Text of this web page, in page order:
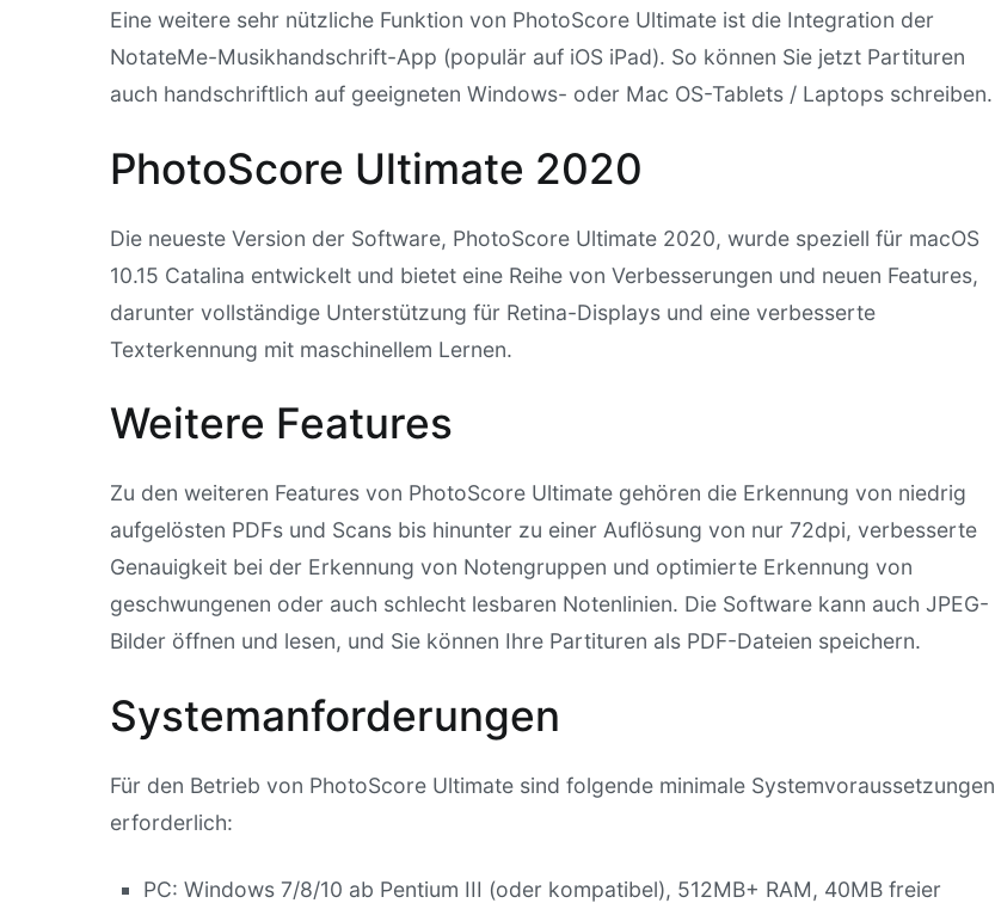
Eine weitere sehr nützliche Funktion von PhotoScore Ultimate ist die Integration der
NotateMe-Musikhandschrift-App (populär auf iOS iPad). So können Sie jetzt Partituren
auch handschriftlich auf geeigneten Windows- oder Mac OS-Tablets / Laptops schreiben.
PhotoScore Ultimate 2020
Die neueste Version der Software, PhotoScore Ultimate 2020, wurde speziell für macOS
10.15 Catalina entwickelt und bietet eine Reihe von Verbesserungen und neuen Features,
darunter vollständige Unterstützung für Retina-Displays und eine verbesserte
Texterkennung mit maschinellem Lernen.
Weitere Features
Zu den weiteren Features von PhotoScore Ultimate gehören die Erkennung von niedrig
aufgelösten PDFs und Scans bis hinunter zu einer Auflösung von nur 72dpi, verbesserte
Genauigkeit bei der Erkennung von Notengruppen und optimierte Erkennung von
geschwungenen oder auch schlecht lesbaren Notenlinien. Die Software kann auch JPEG-
Bilder öffnen und lesen, und Sie können Ihre Partituren als PDF-Dateien speichern.
Systemanforderungen
Für den Betrieb von PhotoScore Ultimate sind folgende minimale Systemvoraussetzungen
erforderlich:
PC: Windows 7/8/10 ab Pentium III (oder kompatibel), 512MB+ RAM, 40MB freier